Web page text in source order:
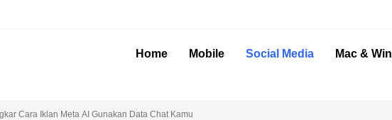
Home Mobile Social Media Mac & Win
Cara Iklan Meta AI Gunakan Data Chat Kamu